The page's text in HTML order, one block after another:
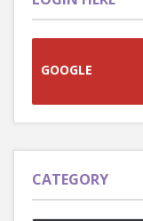
GOOGLE
CATEGORY